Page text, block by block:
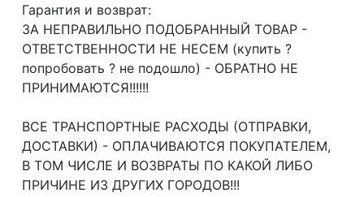
Гарантия и возврат:
ЗА НЕПРАВИЛЬНО ПОДОБРАННЫЙ ТОВАР -
ОТВЕТСТВЕННОСТИ НЕ НЕСЕМ (купить ?
попробовать ? не подошло) - ОБРАТНО НЕ
ПРИНИМАЮТСЯ!!!!!!
ВСЕ ТРАНСПОРТНЫЕ РАСХОДЫ (ОТПРАВКИ,
ДОСТАВКИ) - ОПЛАЧИВАЮТСЯ ПОКУПАТЕЛЕМ,
В ТОМ ЧИСЛЕ И ВОЗВРАТЫ ПО КАКОЙ ЛИБО
ПРИЧИНЕ ИЗ ДРУГИХ ГОРОДОВ!!!